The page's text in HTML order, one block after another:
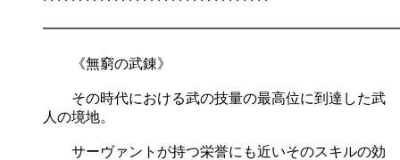
《無窮の武錬》
その時代における武の技量の最高位に到達した武
人の境地。
サーヴァントが持つ栄誉にも近いそのスキルの効